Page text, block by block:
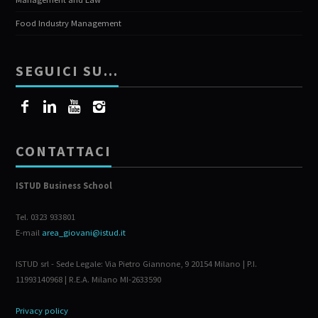
Food Industry Management
SEGUICI SU…
CONTATTACI
ISTUD Business School
Tel. 0323 933801
E-mail area_giovani@istud.it
ISTUD srl - Sede Legale: Via Pietro Giannone, 9 20154 Milano | P.I.
11993140968 | R.E.A. Milano MI-2633590
Privacy policy